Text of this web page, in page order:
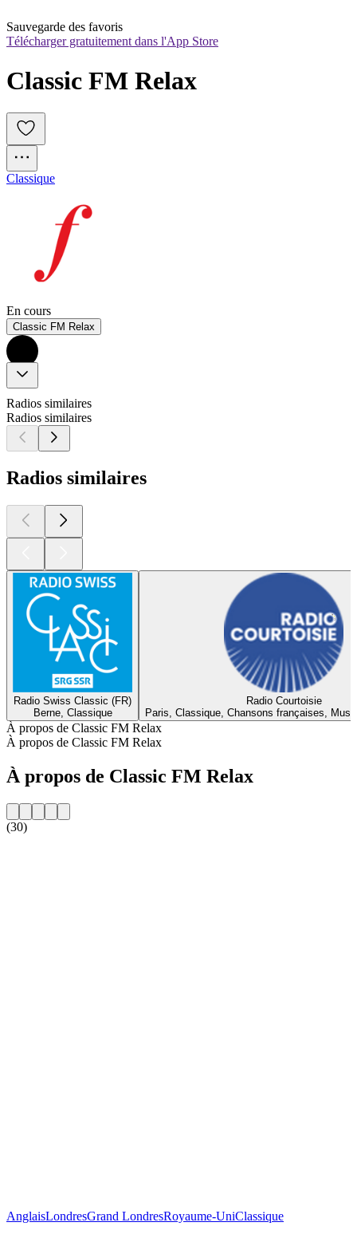
Sauvegarde des favoris
Télécharger gratuitement dans l'App Store
Classic FM Relax
Classique
En cours
Classic FM Relax
Radios similaires
Radios similaires
Radios similaires
Radio Swiss Classic (FR)
Berne, Classique
Radio Courtoisie
Paris, Classique, Chansons françaises,
À propos de Classic FM Relax
À propos de Classic FM Relax
À propos de Classic FM Relax
(30)
AnglaisLondresGrand LondresRoyaume-UniClassique